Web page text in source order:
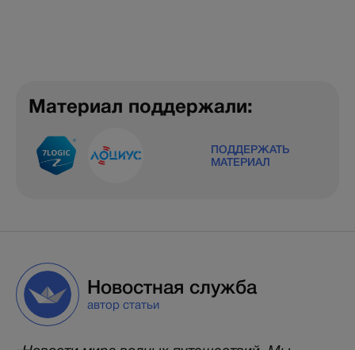
Материал поддержали:
ПОДДЕРЖАТЬ
МАТЕРИАЛ
Новостная служба
автор статьи